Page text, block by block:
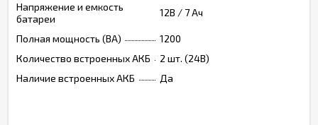
Напряжение и емкость
батареи
12В / 7 Ач
Полная мощность (ВА)
1200
Количество встроенных АКБ
2 шт. (24В)
Наличие встроенных АКБ
Да